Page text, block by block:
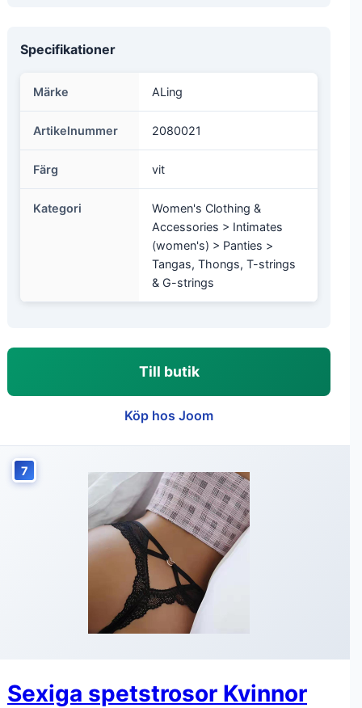
Specifikationer
Märke ALing
Artikelnummer 2080021
Färg vit
Kategori
Women's Clothing &
Accessories > Intimates
(women's) > Panties >
Tangas, Thongs, T-strings
& G-strings
Till butik
Köp hos Joom
7
Sexiga spetstrosor Kvinnor